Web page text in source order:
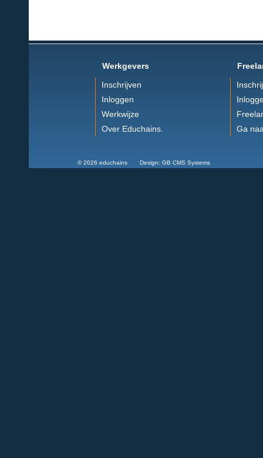
Werkgevers
Inschrijven
Inloggen
Werkwijze
Over Educhains.
Ga
© 2026 educhains Design: GB CMS Systems